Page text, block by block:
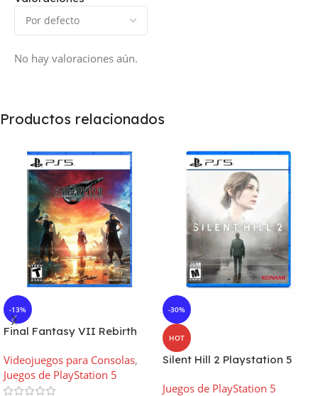
No hay valoraciones aún.
Productos relacionados
-13%
Final Fantasy VII Rebirth
Videojuegos para Consolas,
Juegos de PlayStation 5
-30%
HOT
Silent Hill 2 Playstation 5
Juegos de PlayStation 5